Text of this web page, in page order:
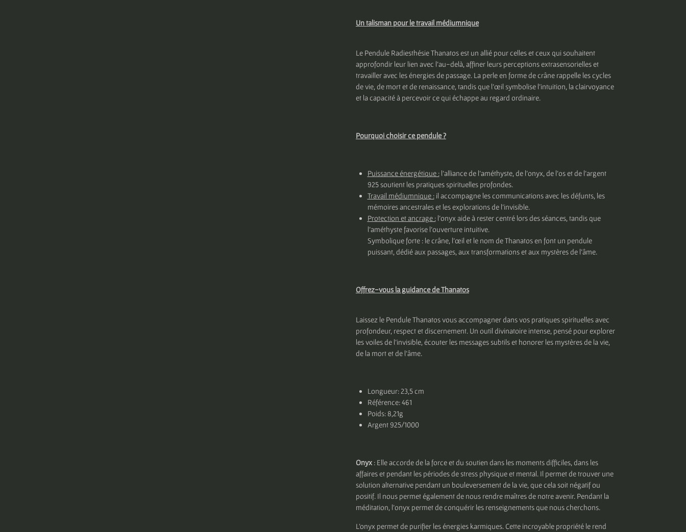
Un talisman pour le travail médiumnique
Le Pendule Radiesthésie Thanatos est un allié pour celles et ceux qui souhaitent
approfondir leur lien avec l’au-delà, affiner leurs perceptions extrasensorielles et
travailler avec les énergies de passage. La perle en forme de crâne rappelle les cycles
de vie, de mort et de renaissance, tandis que l’œil symbolise l’intuition, la clairvoyance
et la capacité à percevoir ce qui échappe au regard ordinaire.
Pourquoi choisir ce pendule ?
Puissance énergétique :l’alliance de l’améthyste, de l’onyx, de l’os et de l’argent
925 soutient les pratiques spirituelles profondes.
Travail médiumnique :il accompagne les communications avec les défunts, les
mémoires ancestrales et les explorations de l’invisible.
Protection et ancrage :l’onyx aide à rester centré lors des séances, tandis que
l’améthyste favorise l’ouverture intuitive.
Symbolique forte : le crâne, l’œil et le nom de Thanatos en font un pendule
puissant, dédié aux passages, aux transformations et aux mystères de l’âme.
Offrez-vous la guidance de Thanatos
Laissez le Pendule Thanatos vous accompagner dans vos pratiques spirituelles avec
profondeur, respect et discernement. Un outil divinatoire intense, pensé pour explorer
les voiles de l’invisible, écouter les messages subtils et honorer les mystères de la vie,
de la mort et de l’âme.
Longueur: 23,5 cm
Référence: 461
Poids: 8,21g
Argent 925/1000
Onyx : Elle accorde de la force et du soutien dans les moments difficiles, dans les
affaires et pendant les périodes de stress physique et mental. Il permet de trouver une
solution alternative pendant un bouleversement de la vie, que cela soit négatif ou
positif. Il nous permet également de nous rendre maîtres de notre avenir. Pendant la
méditation, l’onyx permet de conquérir les renseignements que nous cherchons.
L'onyx permet de purifier les énergies karmiques. Cette incroyable propriété le rend